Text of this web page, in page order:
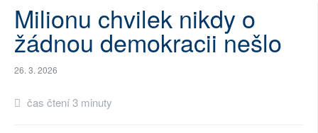
ARCHIV
Milionu chvilek nikdy o
žádnou demokracii nešlo
26. 3. 2026
čas čtení 3 minuty